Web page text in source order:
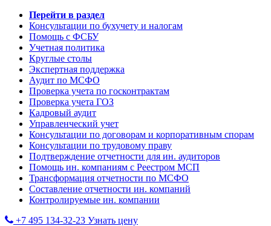
Перейти в раздел
Консультации по бухучету и налогам
Помощь с ФСБУ
Учетная политика
Круглые столы
Экспертная поддержка
Аудит по МСФО
Проверка учета по госконтрактам
Проверка учета ГОЗ
Кадровый аудит
Управленческий учет
Консультации по договорам и корпоративным спорам
Консультации по трудовому праву
Подтверждение отчетности для ин. аудиторов
Помощь ин. компаниям с Реестром МСП
Трансформация отчетности по МСФО
Составление отчетности ин. компаний
Контролируемые ин. компании
+7 495 134-32-23 Узнать цену